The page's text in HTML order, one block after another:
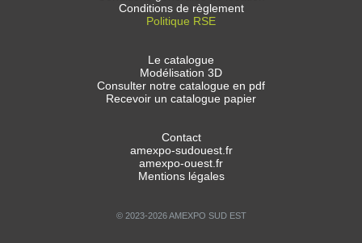
Conditions de règlement
Politique RSE
Le catalogue
Modélisation 3D
Consulter notre catalogue en pdf
Recevoir un catalogue papier
Contact
amexpo-sudouest.fr
amexpo-ouest.fr
Mentions légales
© 2023-2026 AMEXPO SUD EST